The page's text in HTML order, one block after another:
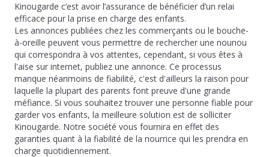
Kinougarde c’est avoir l’assurance de bénéficier d’un relai
efficace pour la prise en charge des enfants.
Les annonces publiées chez les commerçants ou le bouche-
à-oreille peuvent vous permettre de rechercher une nounou
qui correspondra à vos attentes, cependant, si vous êtes à
l'aise sur internet, publiez une annonce. Ce processus
manque néanmoins de fiabilité, c'est d'ailleurs la raison pour
laquelle la plupart des parents font preuve d'une grande
méfiance. Si vous souhaitez trouver une personne fiable pour
garder vos enfants, la meilleure solution est de solliciter
Kinougarde. Notre société vous fournira en effet des
garanties quant à la fiabilité de la nourrice qui les prendra en
charge quotidiennement.